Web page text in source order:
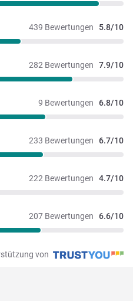
439 Bewertungen 5.8/10
282 Bewertungen 7.9/10
9 Bewertungen 6.8/10
233 Bewertungen 6.7/10
222 Bewertungen 4.7/10
207 Bewertungen 6.6/10
von